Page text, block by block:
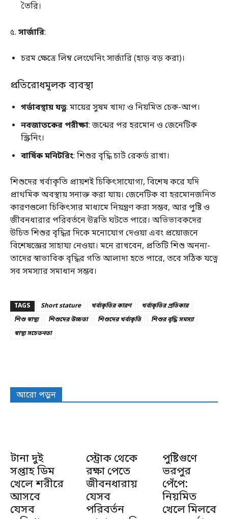
তৈরি।
৫. সার্জারি:
চরম ক্ষেত্রে লিম্ব লেংথেনিং সার্জারি (হাড় বড় করা)।
প্রতিরোধমূলক ব্যবস্থা
গর্ভাবস্থায় যত্ন: মায়ের সুষম খাদ্য ও নিয়মিত চেক-আপ।
নবজাতকের পরীক্ষা: জন্মের পর হরমোন ও জেনেটিক
স্ক্রিনিং।
বার্ষিক মনিটরিং: শিশুর বৃদ্ধি চার্ট রেকর্ড রাখা।
শিশুদের খর্বাকৃতি প্রায়শই চিকিৎসাযোগ্য, বিশেষ করে যদি
প্রাথমিক অবস্থায় সনাক্ত করা যায়। জেনেটিক বা হরমোনজনিত
কারণগুলো চিকিৎসার মাধ্যমে নিয়ন্ত্রণ করা সম্ভব, আর পুষ্টি ও
জীবনধারার পরিবর্তনে উন্নতি ঘটতে পারে। অভিভাবকদের
উচিত শিশুর বৃদ্ধির দিকে মনোযোগ দেওয়া এবং প্রয়োজনে
বিশেষজ্ঞের সাহায্য নেওয়া। মনে রাখবেন, প্রতিটি শিশু অনন্য-
তাদের স্বাভাবিক বৃদ্ধির গতি আলাদা হতে পারে, তবে সঠিক যত্নে
সব সমস্যার সমাধান সম্ভব।
TAGS Short stature খর্বাকৃতির কারণ
খর্বাকৃতির প্রতিকার
শিশু স্বাস্থ্য
শিশুদের উচ্চতা শিশুদের খর্বাকৃতি
শিশুর বৃদ্ধি সমস্যা
স্বাস্থ্য সচেতনতা
আরো পড়ুন
টানা দুই
সপ্তাহ ডিম
খেলে শরীরে
আসবে
যেসব
স্ট্রোক থেকে
রক্ষা পেতে
জীবনধারায়
যেসব
পরিবর্তন
পুষ্টিগুণে
ভরপুর
পেঁপে:
নিয়মিত
খেলে মিলবে